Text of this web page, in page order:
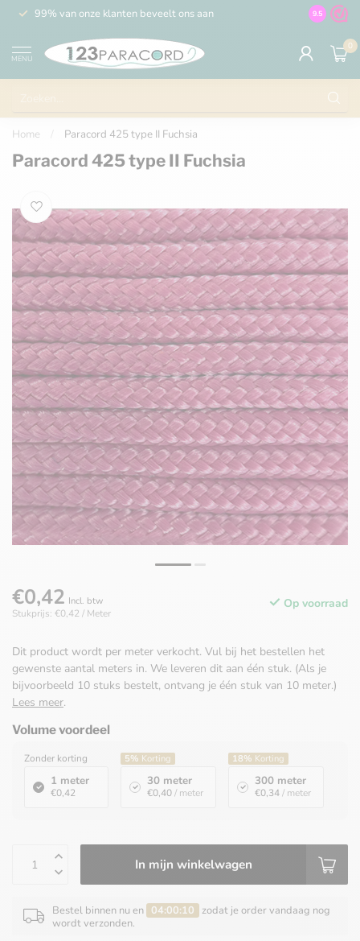
99% van onze klanten beveelt ons aan 100% de
9.5
MENU
0
Home Paracord 425 type II Fuchsia
Paracord 425 type II Fuchsia
€0,42 Incl. btw
Stukprijs: €0,42 / Meter
Op voorraad
Dit product wordt per meter verkocht. Vul bij het bestellen het
gewenste aantal meters in. We leveren dit aan één stuk. (Als je
bijvoorbeeld 10 stuks bestelt, ontvang je één stuk van 10 meter.)
Lees meer.
Volume voordeel
Zonder korting
1 meter
€0,42
5% Korting
30 meter
€0,40/ meter
18% Korting
300 meter
€0,34/ meter
In mijn winkelwagen
Bestel binnen nu en 04:00:10
zodat je order vandaag nog
wordt verzonden.